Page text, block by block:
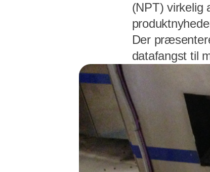
(NPT) virkelig
Der
datafangst til